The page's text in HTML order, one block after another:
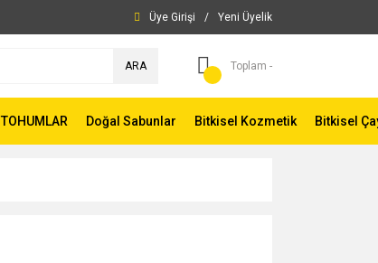
Üye Girişi / Yeni Üyelik
ARA Toplam -
TOHUMLAR Doğal Sabunlar Bitkisel Kozmetik Bitkisel